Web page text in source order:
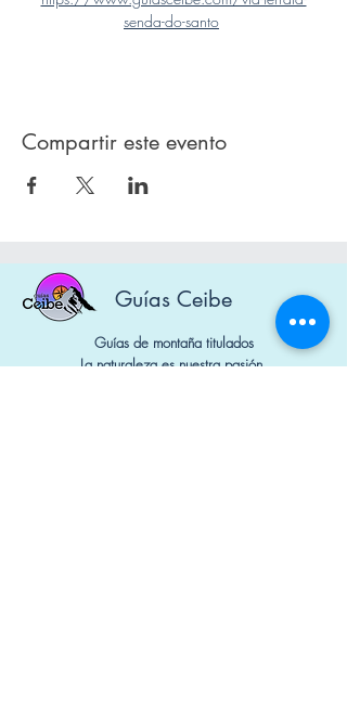
senda-do-santo
Compartir este evento
Guías Ceibe
Guías de montaña titulados
La naturaleza es nuestra pasión.